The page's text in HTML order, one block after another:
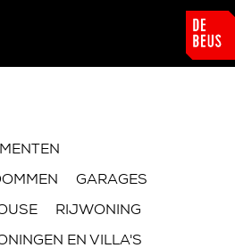
GARAGES
RIJWONING
EN VILLA'S